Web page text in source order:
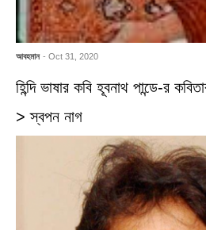
আবহমান - Oct 31, 2020
হিন্দি ভাষার কবি হূবনাথ পান্ডে-র
> স্বপন নাগ